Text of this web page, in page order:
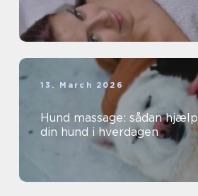
13. March 2026
Hund massage: sådan
din hund i hverdagen